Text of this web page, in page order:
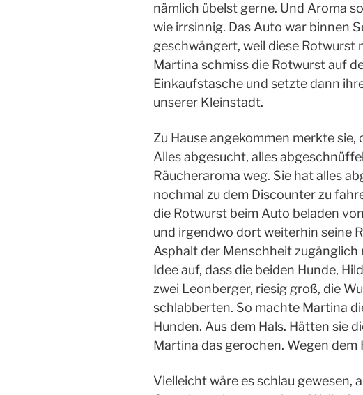
nämlich übelst gerne. Und Aroma
wie irrsinnig. Das Auto war binnen
geschwängert, weil diese Rotwurst
Martina schmiss die Rotwurst auf
Einkaufstasche und setzte dann
unserer Kleinstadt.
Zu Hause angekommen merkte sie,
Alles abgesucht, alles
Räucheraroma weg. Sie hat alles
nochmal zu dem Discounter zu
die Rotwurst beim Auto beladen
und irgendwo dort weiterhin seine
Asphalt der Menschheit zugänglich
Idee auf, dass die beiden Hunde,
zwei Leonberger, riesig groß, die
schlabberten. So machte Martina
Hunden. Aus dem Hals. Hätten sie
Martina das gerochen. Wegen dem
Vielleicht wäre es schlau gewesen,